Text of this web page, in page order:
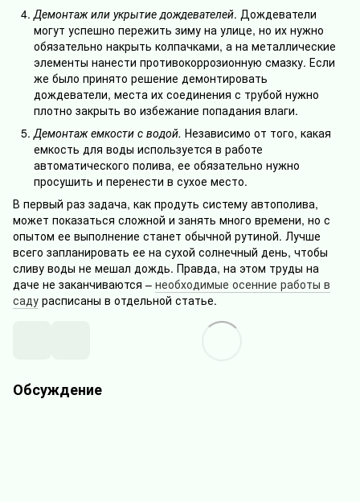
Демонтаж или укрытие дождевателей. Дождеватели
могут успешно пережить зиму на улице, но их нужно
обязательно накрыть колпачками, а на металлические
элементы нанести противокоррозионную смазку. Если
же было принято решение демонтировать
дождеватели, места их соединения с трубой нужно
плотно закрыть во избежание попадания влаги.
Демонтаж емкости с водой. Независимо от того, какая
емкость для воды используется в работе
автоматического полива, ее обязательно нужно
просушить и перенести в сухое место.
В первый раз задача, как продуть систему автополива,
может показаться сложной и занять много времени, но с
опытом ее выполнение станет обычной рутиной. Лучше
всего запланировать ее на сухой солнечный день, чтобы
сливу воды не мешал дождь. Правда, на этом труды на
даче не заканчиваются – необходимые осенние работы в
саду расписаны в отдельной статье.
Обсуждение